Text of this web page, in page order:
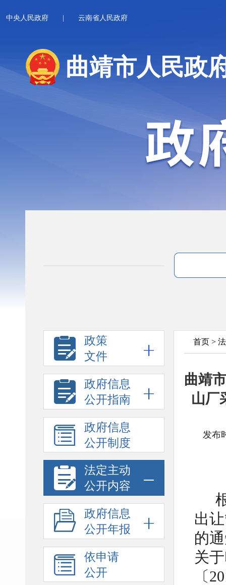
中央人民政府 云南省人民政府
曲靖市人民政
政策
文件
政府信息
公开指南
政府信息
公开制度
法定主动
公开内容
政府信息
公开年报
依申请
公开
首页 >
曲靖
山厂
发布
出
的
关
〔